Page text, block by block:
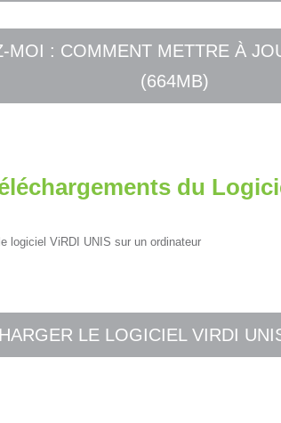
MOI : COMMENT METTRE À
(664MB)
du
logiciel ViRDI UNIS sur un ordinateur
LE LOGICIEL VIRDI